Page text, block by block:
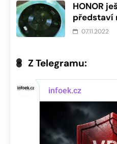
HONOR
představí
07.11.2022
Z Telegramu: